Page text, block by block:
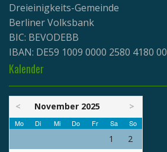
Dreieinigkeits-Gemeinde
Berliner Volksbank
BIC: BEVODEBB
IBAN: DE59 1009 0000 2580 4180 00
Kalender
< November 2025 >
Mo Di Mi Do Fr Sa So
1
2